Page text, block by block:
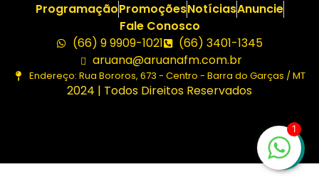
ProgramaçãoPromoçõesNotíciasAnuncie
Fale Conosco
(66) 9 9909-1021
(66) 3401-1345
aruana@aruanafm.com.br
Endereço: Rua Bororos, 673 - Centro - Barra do Garças / MT
2024 | Todos Direitos Reservados
1
casibom